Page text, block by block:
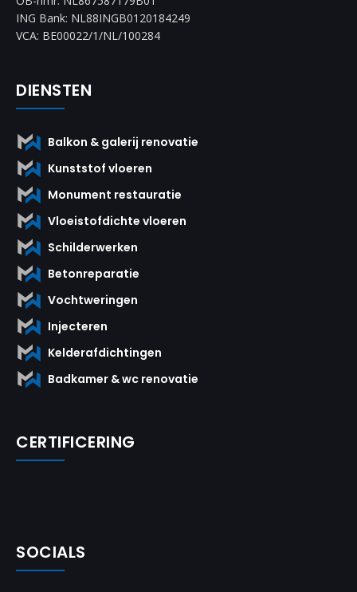
ING Bank: NL88INGB0120184249
VCA: BE00022/1/NL/100284
DIENSTEN
Balkon & galerij renovatie
Kunststof vloeren
Monument restauratie
Vloeistofdichte vloeren
Schilderwerken
Betonreparatie
Vochtweringen
Injecteren
Kelderafdichtingen
Badkamer & wc renovatie
CERTIFICERING
SOCIALS